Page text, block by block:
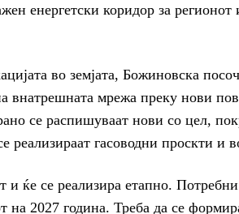
енергетски коридор за
во земјата, Божиновска
внатрешната мрежа преку нови
се распишуваат нови со цел,
реализираат гасоводни проскти и
и ќе се реализира етапно.
на 2027 година. Треба да се